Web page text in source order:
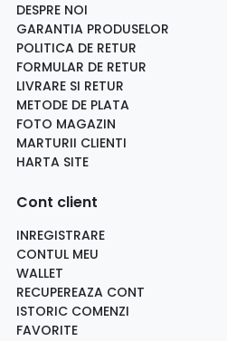
DESPRE NOI
GARANTIA PRODUSELOR
POLITICA DE RETUR
FORMULAR DE RETUR
LIVRARE SI RETUR
METODE DE PLATA
FOTO MAGAZIN
MARTURII CLIENTI
HARTA SITE
Cont client
INREGISTRARE
CONTUL MEU
WALLET
RECUPEREAZA CONT
ISTORIC COMENZI
FAVORITE